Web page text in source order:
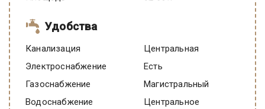
Удобства
Канализация
Центральная
Электроснабжение
есть
Газоснабжение
Магистральный
Водоснабжение
Центральное